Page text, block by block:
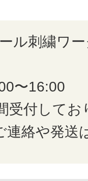
ル刺繍ワ
〜16:00
受付してお
連絡や発送